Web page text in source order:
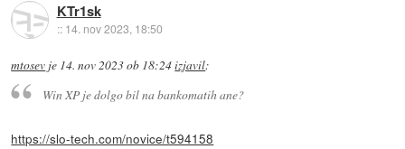
KTr1sk
:: 14. nov 2023, 18:50
mtosev je 14. nov 2023 ob 18:24izjavil:
Win XP je dolgo bil na bankomatih ane?
https://slo-tech.com/novice/t594158